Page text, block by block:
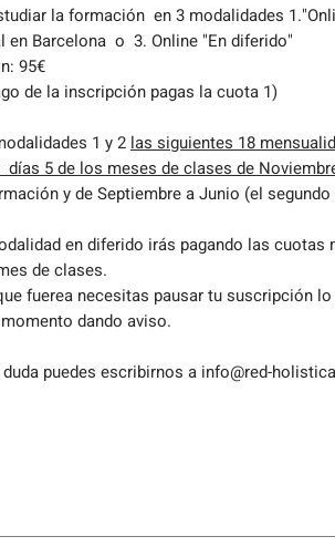
la formación en 3 modalidades
en Barcelona o 3. Online "En diferido"
95€
de la inscripción pagas la cuota 1)
1 y 2 las siguientes 18
días 5 de los meses de clases de
y de Septiembre a Junio (el
en diferido irás pagando las cuotas
de clases.
fuerea necesitas pausar tu suscripción lo
dando aviso.
puedes escribirnos a info@red-